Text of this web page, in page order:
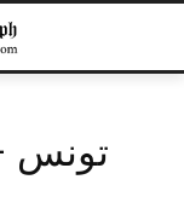
تونس